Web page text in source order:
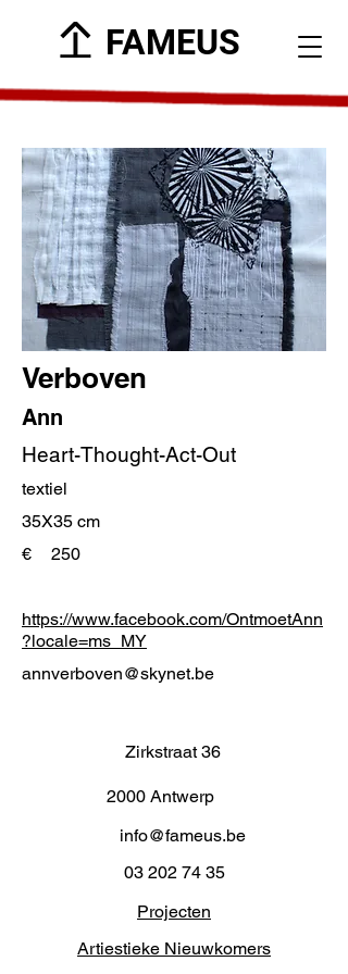
FAMEUS
Verboven
Ann
Heart-Thought-Act-Out
textiel
35X35 cm
€
250
https://www.facebook.com/OntmoetAnn
?locale=ms_MY
annverboven@skynet.be
Zirkstraat 36
2000 Antwerp
info@fameus.be
03 202 74 35
Projecten
Artiestieke Nieuwkomers